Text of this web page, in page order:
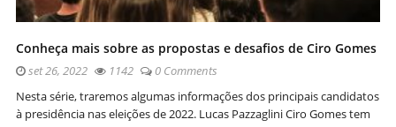
Conheça mais sobre as propostas e desafios de Ciro Gomes
set 26, 2022 1142
0 Comments
Nesta série, traremos algumas informações dos principais candidatos
à presidência nas eleições de 2022. Lucas Pazzaglini Ciro Gomes tem